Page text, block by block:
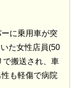
に乗用車が突
た女性店員(50
で搬送され、車
も軽傷で病院